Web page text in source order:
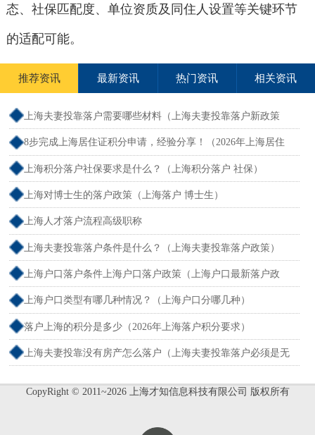
态、社保匹配度、单位资质及同住人设置等关键环节
的适配可能。
推荐资讯 最新资讯 热门资讯 相关资讯
上海夫妻投靠落户需要哪些材料（上海夫妻投靠落户新政策
2026年）
8步完成上海居住证积分申请，经验分享！（2026年上海居住
证积分办理申请流程和准备材料）
上海积分落户社保要求是什么？（上海积分落户 社保）
上海对博士生的落户政策（上海落户 博士生）
上海人才落户流程高级职称
上海夫妻投靠落户条件是什么？（上海夫妻投靠落户政策）
上海户口落户条件上海户口落户政策（上海户口最新落户政
策）
上海户口类型有哪几种情况？（上海户口分哪几种）
落户上海的积分是多少（2026年上海落户积分要求）
上海夫妻投靠没有房产怎么落户（上海夫妻投靠落户必须是无
CopyRight © 2011~2026 上海才知信息科技有限公司 版权所有